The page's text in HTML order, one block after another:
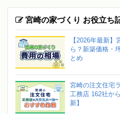
宮崎の家づくり お役立ち
【2026年最新】
ら？新築価格・
とめ
宮崎の注文住宅
工務店 162社か
新】